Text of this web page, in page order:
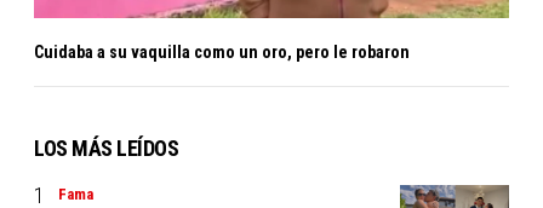
Cuidaba a su vaquilla como un oro, pero le robaron
LOS MÁS LEÍDOS
Fama